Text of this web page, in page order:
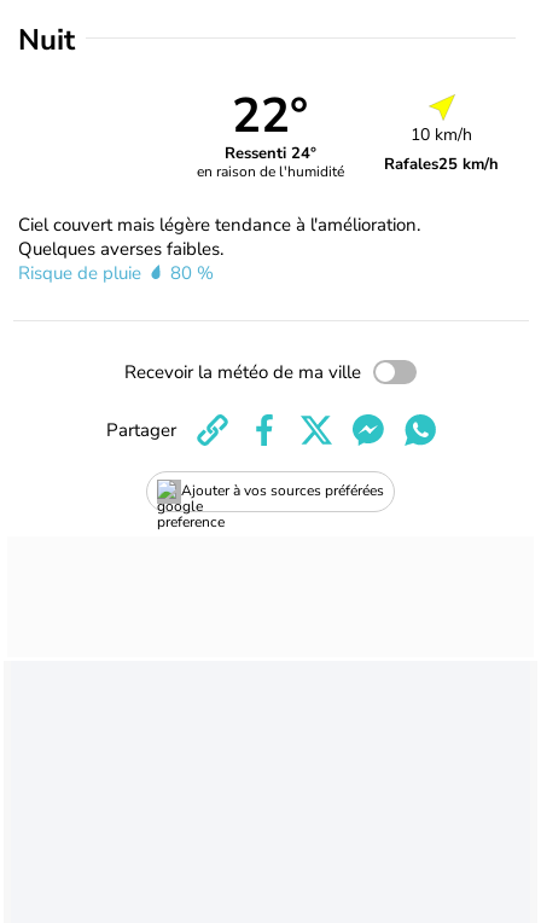
Nuit
22°
Ressenti 24°
en raison de l'humidité
10 km/h
Rafales25 km/h
Ciel couvert mais légère tendance à l'amélioration.
Quelques averses faibles.
Risque de pluie
80 %
Recevoir la météo de ma ville
Ajouter à vos sources préférées
Partager